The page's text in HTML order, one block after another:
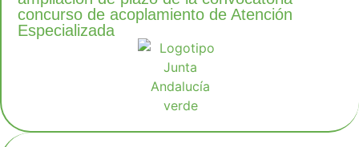
concurso de acoplamiento de Atención
Especializada